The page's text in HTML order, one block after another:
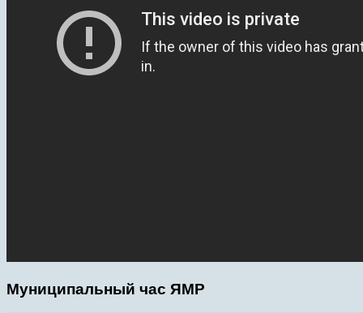
Муниципальный час ЯМР